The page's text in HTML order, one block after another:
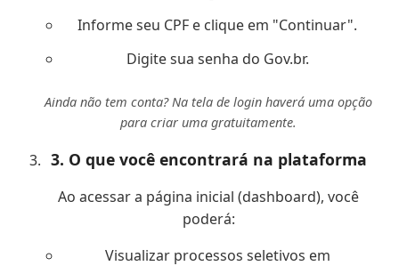
Informe seu CPF e clique em "Continuar".
Digite sua senha do Gov.br.
Ainda não tem conta? Na tela de login haverá uma opção
para criar uma gratuitamente.
3. O que você encontrará na plataforma
Ao acessar a página inicial (dashboard), você
poderá:
Visualizar processos seletivos em